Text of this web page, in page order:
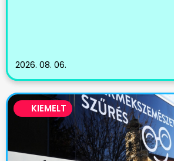
2026. 08. 06.
KIEMELT